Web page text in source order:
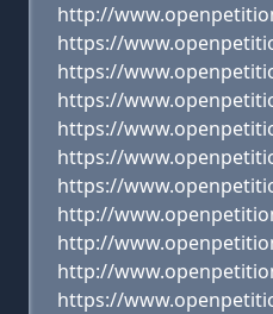
http://
https://
https://
https://
https://
https://
https://
http://
http://
http://
https://